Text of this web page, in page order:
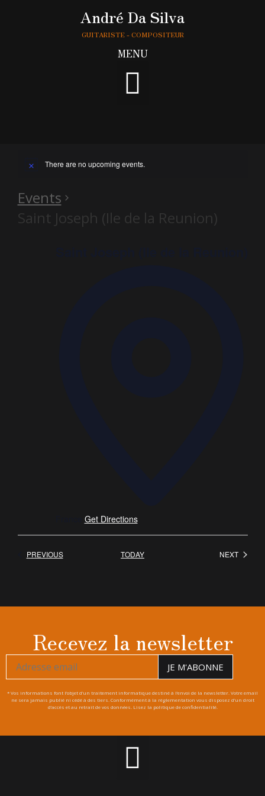
André Da Silva
GUITARISTE - COMPOSITEUR
MENU
There are no upcoming events.
Events
Saint Joseph (Ile de la Reunion)
Get Directions
PREVIOUSEVENTS TODAY NEXT
Recevez la newsletter
* Vos informations font l’objet d’un traitement informatique destiné à l’envoi de la newsletter. Votre email
ne sera jamais publié ni cédé à des tiers. Conformément à la règlementation vous disposez d’un droit
d’accès et au retrait de vos données. Lisez la politique de confidentialité.